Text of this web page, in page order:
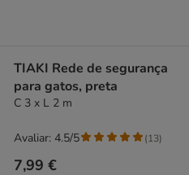
TIAKI Rede de segurança
para gatos, preta
C 3 x L 2 m
7,99 €
Avaliar: 4.5/5 (13)